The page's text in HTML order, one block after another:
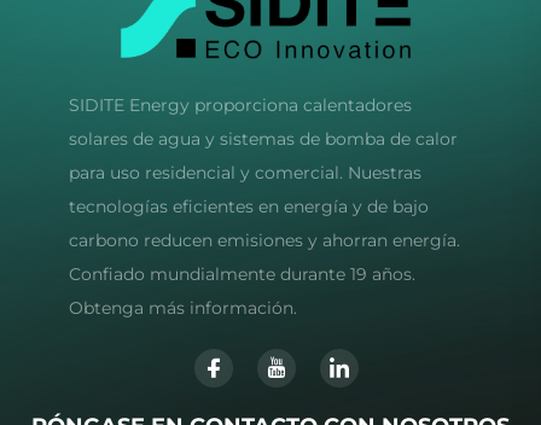
SIDITE Energy proporciona calentadores
solares de agua y sistemas de bomba de calor
para uso residencial y comercial. Nuestras
tecnologías eficientes en energía y de bajo
carbono reducen emisiones y ahorran energía.
Confiado mundialmente durante 19 años.
Obtenga más información.